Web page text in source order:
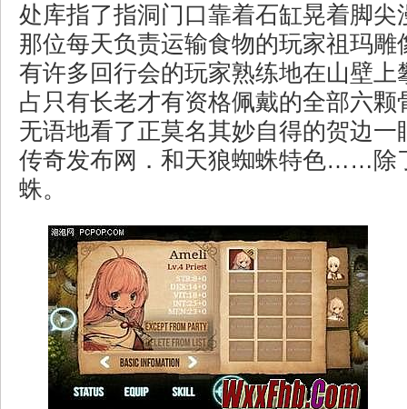
处库指了指洞门口靠着石缸晃着脚尖
那位每天负责运输食物的玩家祖玛雕
有许多回行会的玩家熟练地在山壁上
占只有长老才有资格佩戴的全部六颗
无语地看了正莫名其妙自得的贺边一
传奇发布网．和天狼蜘蛛特色……除
蛛。